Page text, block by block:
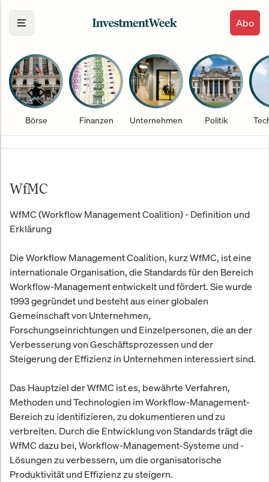
Abo
Börse Finanzen Unternehmen Politik
WfMC
WfMC (Workflow Management Coalition) - Definition und
Erklärung
Die Workflow Management Coalition, kurz WfMC, ist eine
internationale Organisation, die Standards für den Bereich
Workflow-Management entwickelt und fördert. Sie wurde
1993 gegründet und besteht aus einer globalen
Gemeinschaft von Unternehmen,
Forschungseinrichtungen und Einzelpersonen, die an der
Verbesserung von Geschäftsprozessen und der
Steigerung der Effizienz in Unternehmen interessiert sind.
Das Hauptziel der WfMC ist es, bewährte Verfahren,
Methoden und Technologien im Workflow-Management-
Bereich zu identifizieren, zu dokumentieren und zu
verbreiten. Durch die Entwicklung von Standards trägt die
WfMC dazu bei, Workflow-Management-Systeme und -
Lösungen zu verbessern, um die organisatorische
Produktivität und Effizienz zu steigern.